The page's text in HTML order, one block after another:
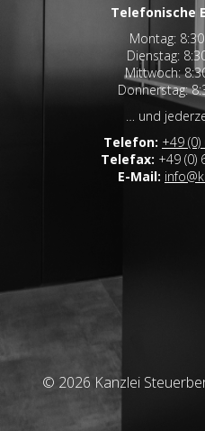
Telefonische
Montag:
Dienstag:
Mittwoch:
Donnerstag:
… und
Telefon: +49
Telefax: +49 (0)
E-Mail:
© 2026 Kanzlei